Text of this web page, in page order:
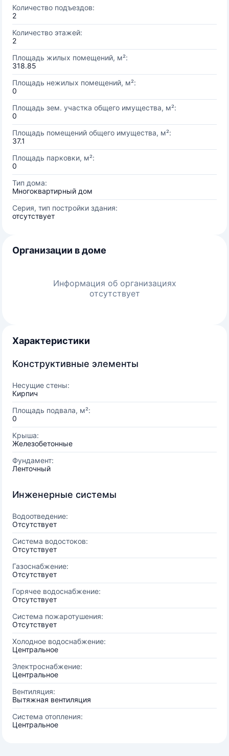
Количество подъездов:
2
Количество этажей:
2
Площадь жилых помещений, м²:
318.85
Площадь нежилых помещений, м²:
0
Площадь зем. участка общего имущества, м²:
0
Площадь помещений общего имущества, м²:
37.1
Площадь парковки, м²:
0
Тип дома:
Многоквартирный дом
Серия, тип постройки здания:
отсутствует
Организации в доме
Информация об организациях
отсутствует
Характеристики
Конструктивные элементы
Несущие стены:
Кирпич
Площадь подвала, м²:
0
Крыша:
Железобетонные
Фундамент:
Ленточный
Инженерные системы
Водоотведение:
Отсутствует
Система водостоков:
Отсутствует
Газоснабжение:
Отсутствует
Горячее водоснабжение:
Отсутствует
Система пожаротушения:
Отсутствует
Холодное водоснабжение:
Центральное
Электроснабжение:
Центральное
Вентиляция:
Вытяжная вентиляция
Система отопления:
Центральное